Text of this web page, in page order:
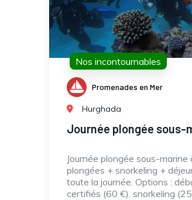
Nos incontournables
Promenades en Mer
Hurghada
Journée plongée sous-
Journée plongée sous-marine
plongées + snorkeling +
toute la journée. Options :
certifiés (60 €), snorkeling